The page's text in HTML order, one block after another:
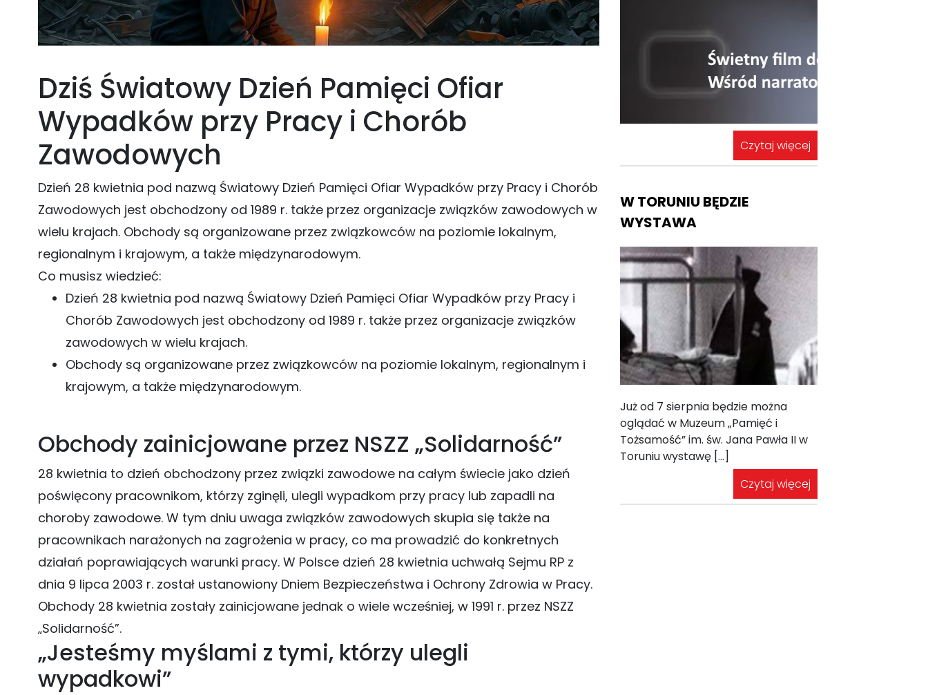
Dziś Światowy Dzień Pamięci Ofiar
Wypadków przy Pracy i Chorób
Zawodowych
Dzień 28 kwietnia pod nazwą Światowy Dzień Pamięci Ofiar Wypadków przy Pracy i Chorób
Zawodowych jest obchodzony od 1989 r. także przez organizacje związków zawodowych w
wielu krajach. Obchody są organizowane przez związkowców na poziomie lokalnym,
regionalnym i krajowym, a także międzynarodowym.
Co musisz wiedzieć:
Dzień 28 kwietnia pod nazwą Światowy Dzień Pamięci Ofiar Wypadków przy Pracy i
Chorób Zawodowych jest obchodzony od 1989 r. także przez organizacje związków
zawodowych w wielu krajach.
Obchody są organizowane przez związkowców na poziomie lokalnym, regionalnym i
krajowym, a także międzynarodowym.
Obchody zainicjowane przez NSZZ „Solidarność”
28 kwietnia to dzień obchodzony przez związki zawodowe na całym świecie jako dzień
poświęcony pracownikom, którzy zginęli, ulegli wypadkom przy pracy lub zapadli na
choroby zawodowe. W tym dniu uwaga związków zawodowych skupia się także na
pracownikach narażonych na zagrożenia w pracy, co ma prowadzić do konkretnych
działań poprawiających warunki pracy. W Polsce dzień 28 kwietnia uchwałą Sejmu RP z
dnia 9 lipca 2003 r. został ustanowiony Dniem Bezpieczeństwa i Ochrony Zdrowia w Pracy.
Obchody 28 kwietnia zostały zainicjowane jednak o wiele wcześniej, w 1991 r. przez NSZZ
„Solidarność”.
„Jesteśmy myślami z tymi, którzy ulegli
wypadkowi”
Czytaj więcej
W TORUNIU BĘDZIE
WYSTAWA
Już od 7 sierpnia będzie można
oglądać w Muzeum „Pamięć i
Tożsamość” im. św. Jana Pawła II w
Toruniu wystawę […]
Czytaj więcej